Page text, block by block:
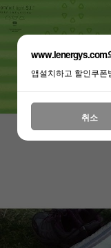
www.lenergys.com
앱설치하고 할인쿠폰
취소